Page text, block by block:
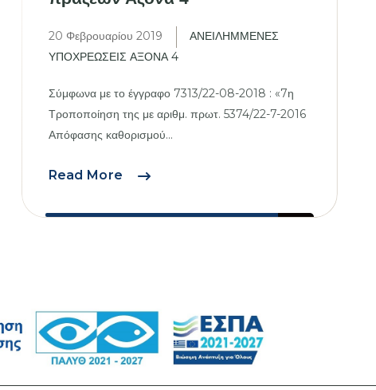
20 Φεβρουαρίου 2019
ΑΝΕΙΛΗΜΜΕΝΕΣ
ΥΠΟΧΡΕΩΣΕΙΣ ΑΞΟΝΑ 4
Σύμφωνα με το έγγραφο 7313/22-08-2018 : «7η
Τροποποίηση της με αριθμ. πρωτ. 5374/22-7-2016
Απόφασης καθορισμού...
Read More
7η
Συνεχιζόμενων